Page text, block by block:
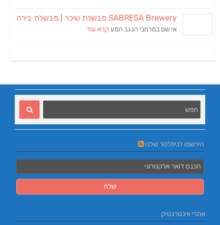
SABRESA Brewery מבשלת שיכר | מבשלת בירה
אי שם במרחבי הנגב המע קרא עוד
הירשמו לניוזלטר שלנו
אתרי אינטרנטיק